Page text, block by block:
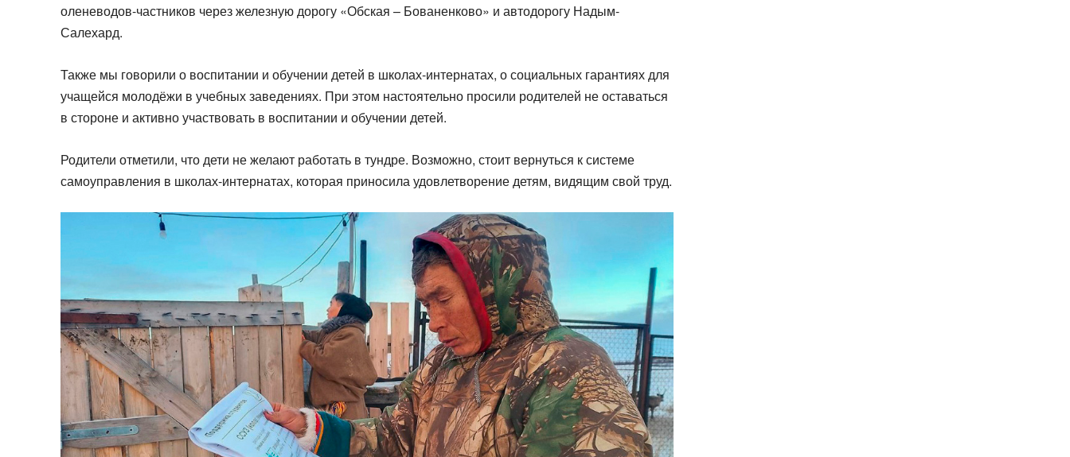
оленеводов-частников через железную дорогу «Обская – Бованенково» и автодорогу Надым-
Салехард.
Также мы говорили о воспитании и обучении детей в школах-интернатах, о социальных гарантиях для
учащейся молодёжи в учебных заведениях. При этом настоятельно просили родителей не оставаться
в стороне и активно участвовать в воспитании и обучении детей.
Родители отметили, что дети не желают работать в тундре. Возможно, стоит вернуться к системе
самоуправления в школах-интернатах, которая приносила удовлетворение детям, видящим свой труд.